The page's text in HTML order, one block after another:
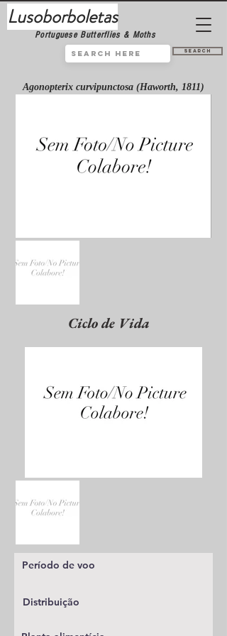
Lusoborboletas
Portuguese Butterflies & Moths
Search
Agonopterix curvipunctosa (Haworth, 1811)
Ciclo de Vida
Período de voo
Distribuição